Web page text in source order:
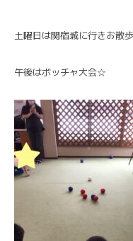
土曜日は関宿城に行きお散
午後はボッチャ大会☆